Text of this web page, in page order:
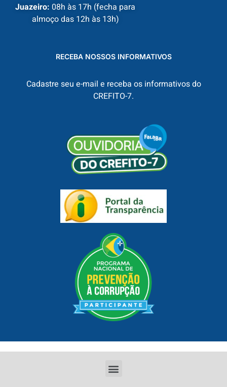
Juazeiro: 08h às 17h (fecha para
almoço das 12h às 13h)
RECEBA NOSSOS INFORMATIVOS
Cadastre seu e-mail e receba os informativos do
CREFITO-7.